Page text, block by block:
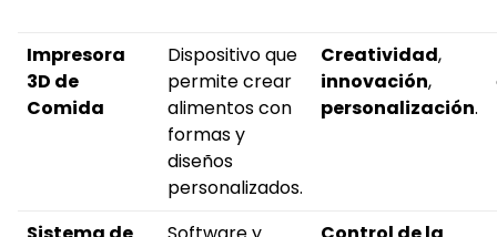
Impresora
3D de
Comida
Dispositivo que
permite crear
alimentos con
formas y
diseños
personalizados.
Creatividad,
innovación,
personalización.